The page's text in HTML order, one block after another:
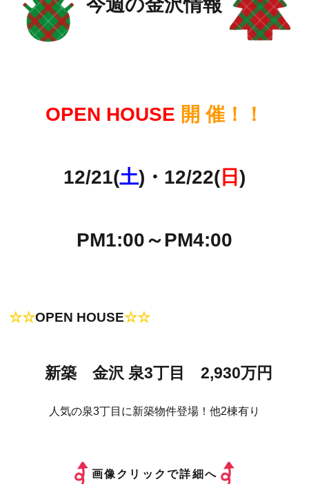
今週の金沢情報
OPEN HOUSE 開 催！！
12/21(土)・12/22(日 )
PM1:00～PM4:00
☆☆OPEN HOUSE☆☆
新築 金沢 泉3丁目 2,930万円
人気の泉3丁目に新築物件登場！他2棟有り
画像クリックで詳細へ